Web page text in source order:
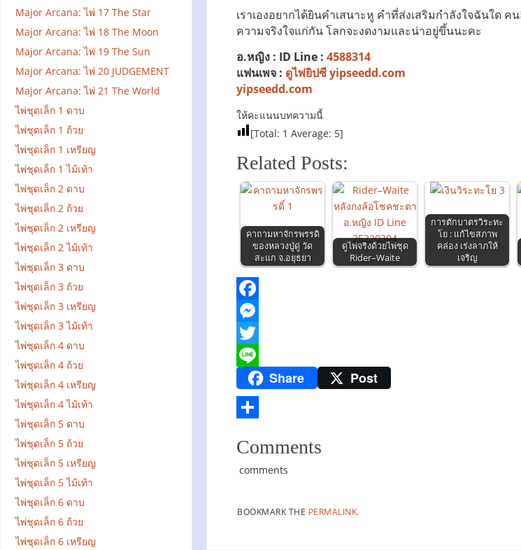
เราเองอยากได้ยินคำเสนาะหู คำที่ส่งเสริมกำลังใจฉันใด
ความจริงใจแก่กัน โลกจะงดงามและน่าอยู่ขึ้นนะคะ
อ.หญิง : ID Line : 4588314
แฟนเพจ : ดูไพ่ยิปซี yipseedd.com
yipseedd.com
ให้คะแนนบทความนี้
[Total: 1 Average: 5]
Related Posts:
คาถามหาจักรพรรดิ
ของหลวงปู่ดู่ วัด
สะแก จ.อยุธยา
ดูไพ่จริงด้วยไพ่ชุด
Rider–Waite
การตักบาตรวิระทะ
โย : แก้ไขสภาพ
คล่อง เร่งลาภให้
เจริญ
F
a
c
b
o
o
k
M
e
s
e
n
g
r
T
i
t
t
e
i
n
e
Share Post
h
a
e
Comments
comments
BOOKMARK THE PERMALINK.
Major Arcana: ไพ่ 17 The Star
Major Arcana: ไพ่ 18 The Moon
Major Arcana: ไพ่ 19 The Sun
Major Arcana: ไพ่ 20 JUDGEMENT
Major Arcana: ไพ่ 21 The World
ไพ่ชุดเล็ก 1 ดาบ
ไพ่ชุดเล็ก 1 ถ้วย
ไพ่ชุดเล็ก 1 เหรียญ
ไพ่ชุดเล็ก 1 ไม้เท้า
ไพ่ชุดเล็ก 2 ดาบ
ไพ่ชุดเล็ก 2 ถ้วย
ไพ่ชุดเล็ก 2 เหรียญ
ไพ่ชุดเล็ก 2 ไม้เท้า
ไพ่ชุดเล็ก 3 ดาบ
ไพ่ชุดเล็ก 3 ถ้วย
ไพ่ชุดเล็ก 3 เหรียญ
ไพ่ชุดเล็ก 3 ไม้เท้า
ไพ่ชุดเล็ก 4 ดาบ
ไพ่ชุดเล็ก 4 ถ้วย
ไพ่ชุดเล็ก 4 เหรียญ
ไพ่ชุดเล็ก 4 ไม้เท้า
ไพ่ชุดเล็ก 5 ดาบ
ไพ่ชุดเล็ก 5 ถ้วย
ไพ่ชุดเล็ก 5 เหรียญ
ไพ่ชุดเล็ก 5 ไม้เท้า
ไพ่ชุดเล็ก 6 ดาบ
ไพ่ชุดเล็ก 6 ถ้วย
ไพ่ชุดเล็ก 6 เหรียญ